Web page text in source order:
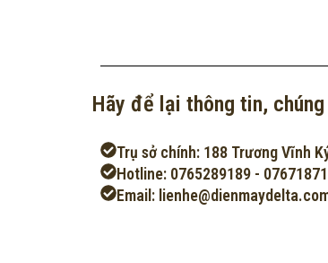
Hãy để lại thông tin,
Trụ sở chính: 188 Trương Vĩnh
Hotline: 0765289189 -
Email: